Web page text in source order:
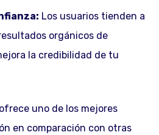
Los usuarios tienden a
orgánicos de
la credibilidad de tu
ofrece uno de los mejores
en comparación con otras